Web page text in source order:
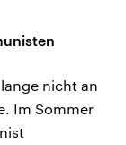
nicht an
Im Sommer